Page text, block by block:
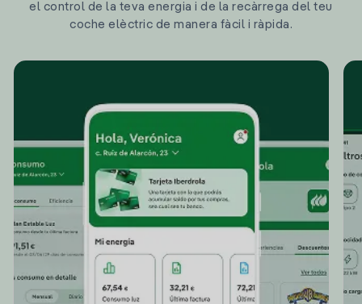
el control de la teva energia i de la recàrrega del teu
coche elèctric de manera fàcil i ràpida.